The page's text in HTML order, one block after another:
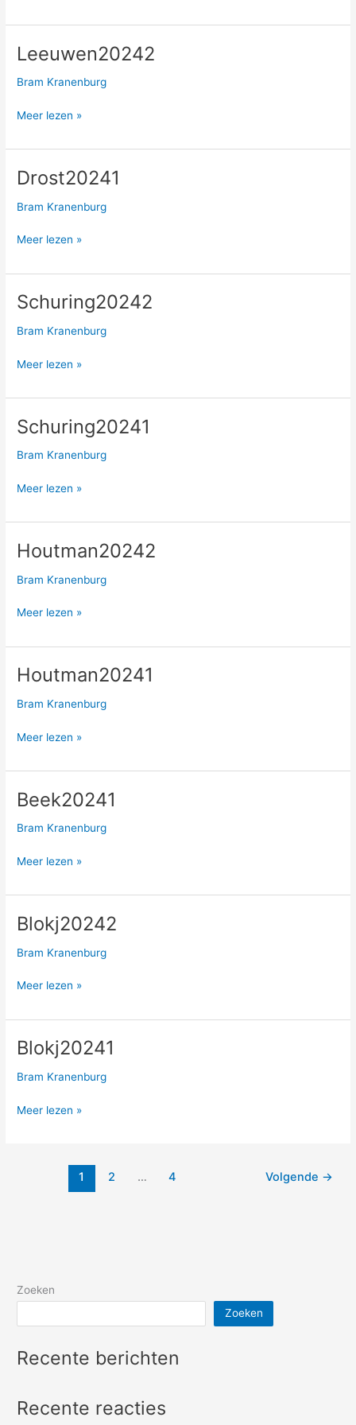
Leeuwen20242
Bram Kranenburg
Leeuwen20242
Meer lezen »
Drost20241
Bram Kranenburg
Drost20241
Meer lezen »
Schuring20242
Bram Kranenburg
Schuring20242
Meer lezen »
Schuring20241
Bram Kranenburg
Schuring20241
Meer lezen »
Houtman20242
Bram Kranenburg
Houtman20242
Meer lezen »
Houtman20241
Bram Kranenburg
Houtman20241
Meer lezen »
Beek20241
Bram Kranenburg
Beek20241
Meer lezen »
Blokj20242
Bram Kranenburg
Blokj20242
Meer lezen »
Blokj20241
Bram Kranenburg
Blokj20241
Meer lezen »
1 2 … 4 Volgende →
Zoeken
Zoeken
Recente berichten
Recente reacties